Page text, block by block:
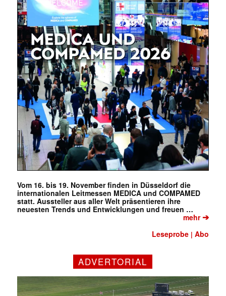
Vom 16. bis 19. November finden in Düsseldorf die
internationalen Leitmessen MEDICA und COMPAMED
statt. Aussteller aus aller Welt präsentieren ihre
neuesten Trends und Entwicklungen und freuen …
mehr➔
Leseprobe |Abo
ADVERTORIAL